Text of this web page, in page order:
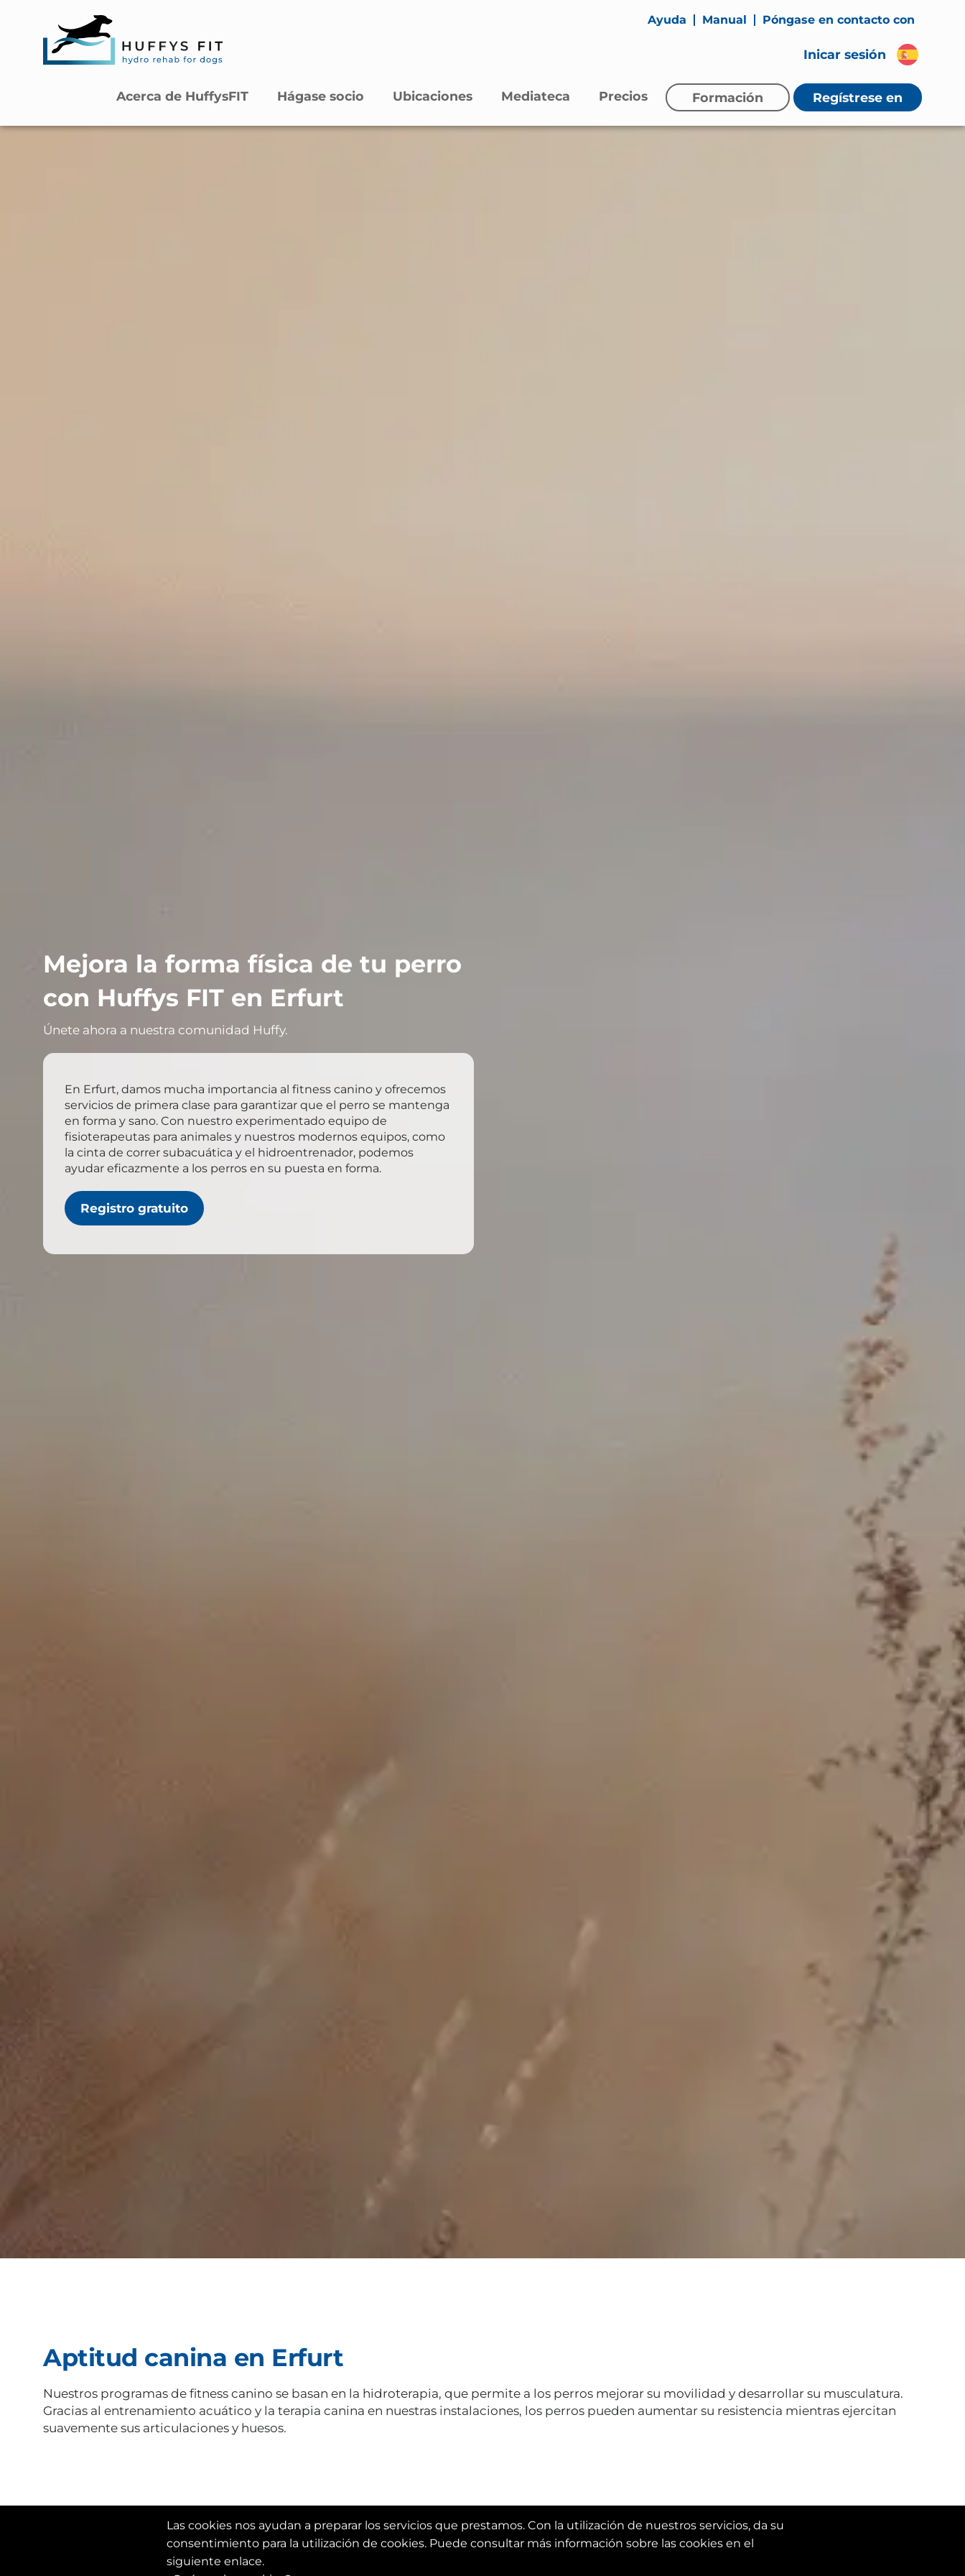
Ayuda Manual Póngase en contacto con
Inicar sesión
Acerca de HuffysFIT Hágase socio Ubicaciones Mediateca Precios Regístrese en
Formación
Mejora la forma física de tu perro
con Huffys FIT en Erfurt
Únete ahora a nuestra comunidad Huffy.
En Erfurt, damos mucha importancia al fitness canino y ofrecemos
servicios de primera clase para garantizar que el perro se mantenga
en forma y sano. Con nuestro experimentado equipo de
fisioterapeutas para animales y nuestros modernos equipos, como
la cinta de correr subacuática y el hidroentrenador, podemos
ayudar eficazmente a los perros en su puesta en forma.
Registro gratuito
Aptitud canina en Erfurt
Nuestros programas de fitness canino se basan en la hidroterapia, que permite a los perros mejorar su movilidad y desarrollar su musculatura.
Gracias al entrenamiento acuático y la terapia canina en nuestras instalaciones, los perros pueden aumentar su resistencia mientras ejercitan
suavemente sus articulaciones y huesos.
Las cookies nos ayudan a preparar los servicios que prestamos. Con la utilización de nuestros servicios, da su
consentimiento para la utilización de cookies. Puede consultar más información sobre las cookies en el
siguiente enlace.